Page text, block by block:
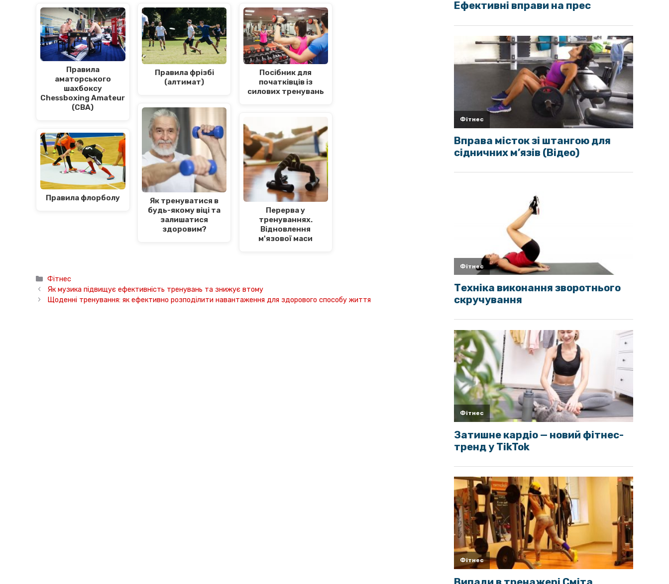
Правила
аматорського
шахбоксу
Chessboxing Amateur
(CBA)
Правила флорболу
Правила фрізбі
(алтимат)
Як тренуватися в
будь-якому віці та
залишатися
здоровим?
Посібник для
початківців із
силових тренувань
Перерва у
тренуваннях.
Відновлення
м'язової маси
Категорії
Фітнес
Як музика підвищує ефективність тренувань та знижує втому
Щоденні тренування: як ефективно розподілити навантаження для здорового способу життя